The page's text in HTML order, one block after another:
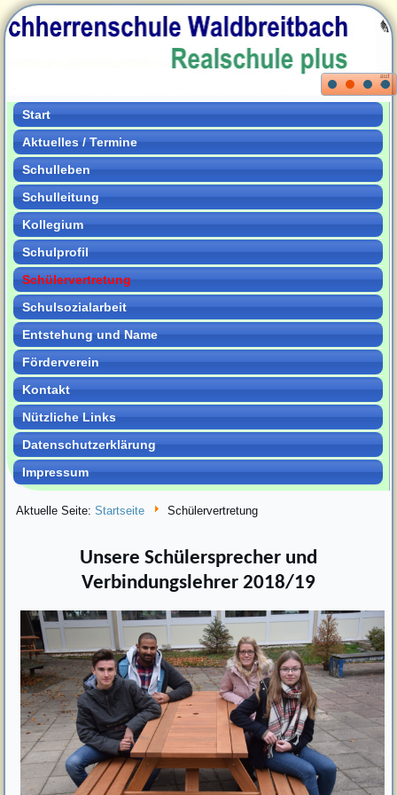
Start
Aktuelles / Termine
Schulleben
Schulleitung
Kollegium
Schulprofil
Schülervertretung
Schulsozialarbeit
Entstehung und Name
Förderverein
Kontakt
Nützliche Links
Datenschutzerklärung
Impressum
Aktuelle Seite:Startseite Schülervertretung
Unsere Schülersprecher und
Verbindungslehrer 2018/19